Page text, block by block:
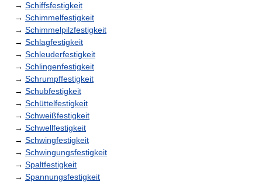
→ Schiffsfestigkeit
→ Schimmelfestigkeit
→ Schimmelpilzfestigkeit
→ Schlagfestigkeit
→ Schleuderfestigkeit
→ Schlingenfestigkeit
→ Schrumpffestigkeit
→ Schubfestigkeit
→ Schüttelfestigkeit
→ Schweißfestigkeit
→ Schwellfestigkeit
→ Schwingfestigkeit
→ Schwingungsfestigkeit
→ Spaltfestigkeit
→ Spannungsfestigkeit